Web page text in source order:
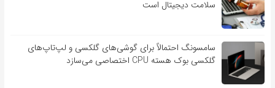
سلامت دیجیتال است
سامسونگ احتمالاً برای گوشی‌های گلکسی و لپ‌تاپ‌های
گلکسی بوک هسته CPU اختصاصی می‌سازد